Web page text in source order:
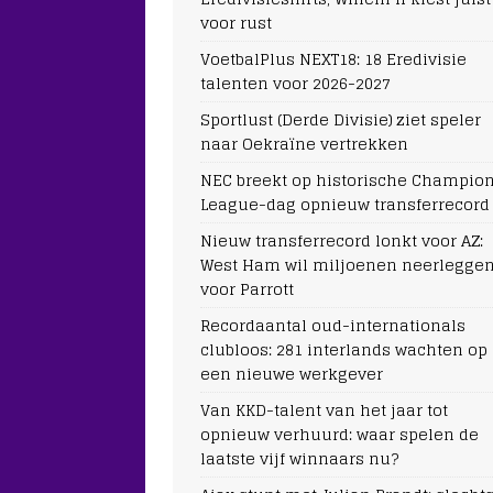
voor rust
VoetbalPlus NEXT18: 18 Eredivisie
talenten voor 2026-2027
Sportlust (Derde Divisie) ziet speler
naar Oekraïne vertrekken
NEC breekt op historische
League-dag opnieuw transferrecord
Nieuw transferrecord lonkt voor AZ:
West Ham wil miljoenen
voor Parrott
Recordaantal oud-internationals
clubloos: 281 interlands wachten op
een nieuwe werkgever
Van KKD-talent van het jaar tot
opnieuw verhuurd: waar spelen de
laatste vijf winnaars nu?